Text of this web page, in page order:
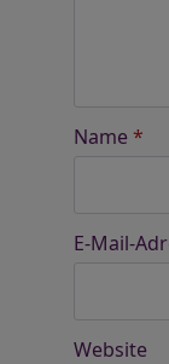
Name *
E-Mail-
Website